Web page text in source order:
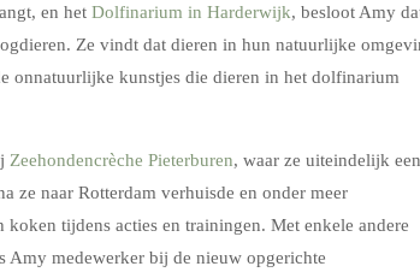
en het Dolfinarium in Harderwijk, besloot Amy
Ze vindt dat dieren in hun natuurlijke
onnatuurlijke kunstjes die dieren in het dolfinarium
Zeehondencrèche Pieterburen, waar ze uiteindelijk een
ze naar Rotterdam verhuisde en onder meer
tijdens acties en trainingen. Met enkele andere
medewerker bij de nieuw opgerichte